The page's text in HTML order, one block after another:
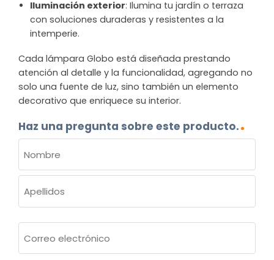
Iluminación exterior: Ilumina tu jardín o terraza
con soluciones duraderas y resistentes a la
intemperie.
Cada lámpara Globo está diseñada prestando
atención al detalle y la funcionalidad, agregando no
solo una fuente de luz, sino también un elemento
decorativo que enriquece su interior.
Haz una pregunta sobre este producto.
(OBLIGATORIO)
Nombre
electrónico